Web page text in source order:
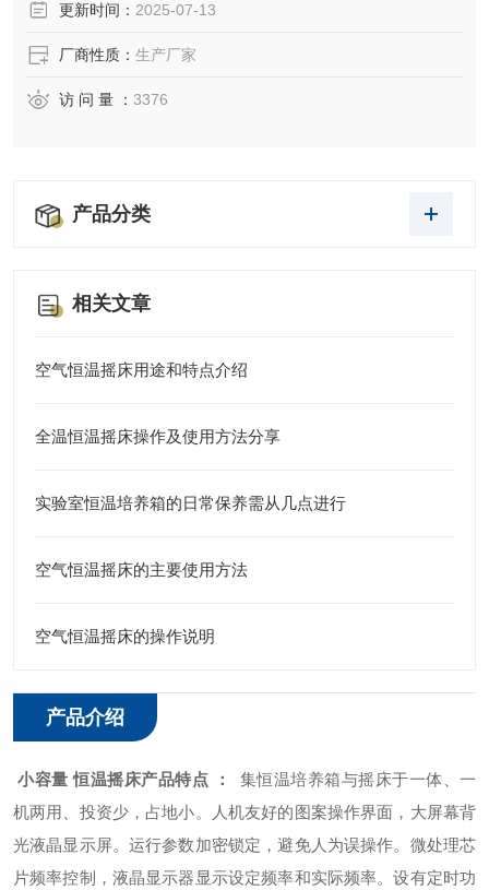
到时能自动停机发出声响警报。*的电机过热保护装置。三维
更新时间： 2025-07-13
厂商性质： 生产厂家
访 问 量 ： 3376
产品分类
相关文章
空气恒温摇床用途和特点介绍
全温恒温摇床操作及使用方法分享
实验室恒温培养箱的日常保养需从几点进行
空气恒温摇床的主要使用方法
空气恒温摇床的操作说明
产品介绍
小容量 恒温摇床产品特点 ： 集恒温培养箱与摇床于一体、一
机两用、投资少，占地小。人机友好的图案操作界面，大屏幕背
光液晶显示屏。运行参数加密锁定，避免人为误操作。微处理芯
片频率控制，液晶显示器显示设定频率和实际频率。设有定时功